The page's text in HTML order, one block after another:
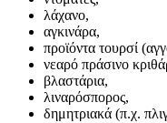
λάχανο,
αγκινάρα,
προϊόντα τουρσί
νεαρό πράσινο
βλαστάρια,
λιναρόσπορος,
δημητριακά (π.χ.